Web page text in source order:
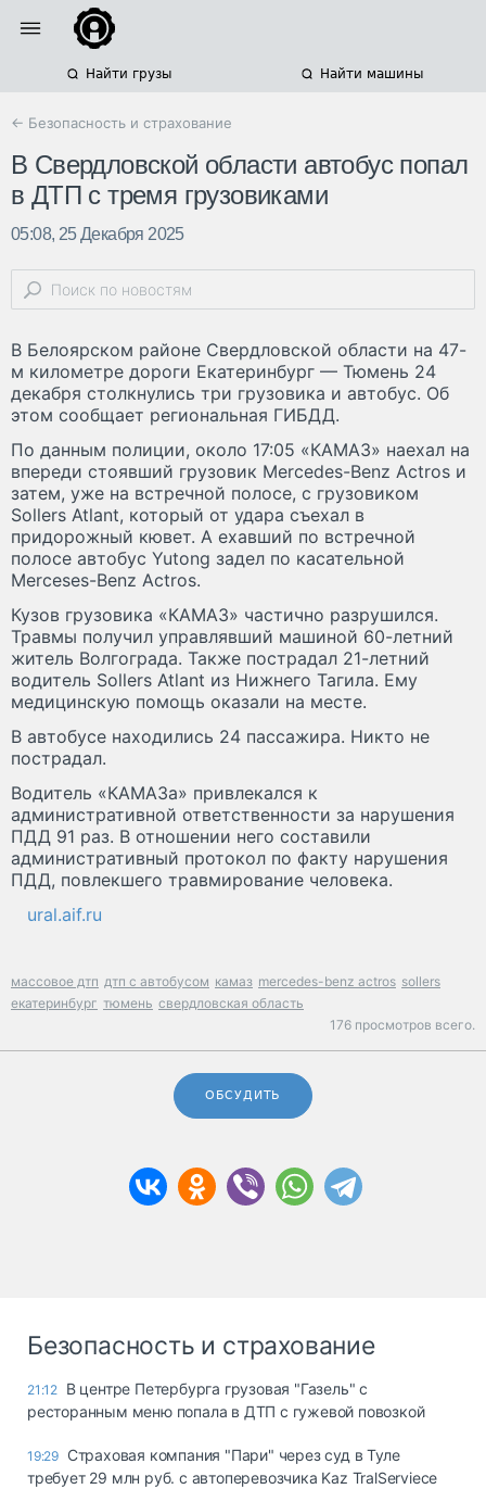
Найти грузы Найти машины
← Безопасность и страхование
В Свердловской области автобус попал
в ДТП с тремя грузовиками
05:08, 25 Декабря 2025
В Белоярском районе Свердловской области на 47-
м километре дороги Екатеринбург — Тюмень 24
декабря столкнулись три грузовика и автобус. Об
этом сообщает региональная ГИБДД.
По данным полиции, около 17:05 «КАМАЗ» наехал на
впереди стоявший грузовик Mercedes-Benz Actros и
затем, уже на встречной полосе, с грузовиком
Sollers Atlant, который от удара съехал в
придорожный кювет. А ехавший по встречной
полосе автобус Yutong задел по касательной
Merceses-Benz Actros.
Кузов грузовика «КАМАЗ» частично разрушился.
Травмы получил управлявший машиной 60-летний
житель Волгограда. Также пострадал 21-летний
водитель Sollers Atlant из Нижнего Тагила. Ему
медицинскую помощь оказали на месте.
В автобусе находились 24 пассажира. Никто не
пострадал.
Водитель «КАМАЗа» привлекался к
административной ответственности за нарушения
ПДД 91 раз. В отношении него составили
административный протокол по факту нарушения
ПДД, повлекшего травмирование человека.
ural.aif.ru
массовое дтп дтп с автобусом камаз mercedes-benz actros sollers
екатеринбург тюмень свердловская область
176 просмотров всего.
ОБСУДИТЬ
Безопасность и страхование
21:12 В центре Петербурга грузовая "Газель" с
ресторанным меню попала в ДТП с гужевой повозкой
19:29 Страховая компания "Пари" через суд в Туле
требует 29 млн руб. с автоперевозчика Kaz TralServiece